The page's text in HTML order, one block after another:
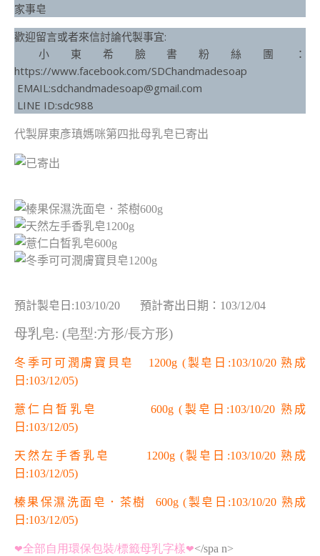
家事皂
歡迎留言或者來信討論代製事宜:
小東希臉書粉絲團：
https://www.facebook.com/SDChandmadesoap
EMAIL:sdchandmadesoap@gmail.com
LINE ID:sdc988
代製屏東彥瑱媽咪第四批母乳皂已寄出
預計製皂日:103/10/20 預計寄出日期：103/12/04
母乳皂: (皂型:方形/長方形)
冬季可可潤膚寶貝皂 1200g (製皂日:103/10/20 熟成
日:103/12/05)
薏仁白晳乳皂 600g(製皂日:103/10/20 熟成
日:103/12/05)
天然左手香乳皂 1200g (製皂日:103/10/20 熟成
日:103/12/05)
榛果保濕洗面皂．茶樹 600g(製皂日:103/10/20 熟成
日:103/12/05)
❤全部自用環保包裝/標籤母乳字樣❤</spa n>